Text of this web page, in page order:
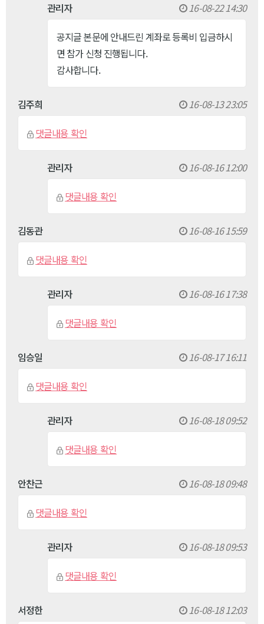
관리자 16-08-22 14:30
공지글 본문에 안내드린 계좌로 등록비 입금하시
면 참가 신청 진행됩니다.
감사합니다.
김주희 16-08-13 23:05
댓글내용 확인
관리자 16-08-16 12:00
댓글내용 확인
김동관 16-08-16 15:59
댓글내용 확인
관리자 16-08-16 17:38
댓글내용 확인
임승일 16-08-17 16:11
댓글내용 확인
관리자 16-08-18 09:52
댓글내용 확인
안찬근 16-08-18 09:48
댓글내용 확인
관리자 16-08-18 09:53
댓글내용 확인
서정한 16-08-18 12:03